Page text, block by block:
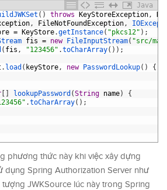
Java
( ) throws KeyStoreException ,
, FileNotFoundException ,
= KeyStore.getInstance( "pkcs12" ) ;
fis = new FileInputStream( "src/
( fis , "123456" .toCharArray( ) ) ;
. load ( keyStore , new PasswordLookup( ) {
[ ] lookupPassword (String name)
{
.toCharArray( ) ;
phương thức này khi việc xây dựng
dụng Spring Authorization Server như
JWKSource lúc này trong Spring